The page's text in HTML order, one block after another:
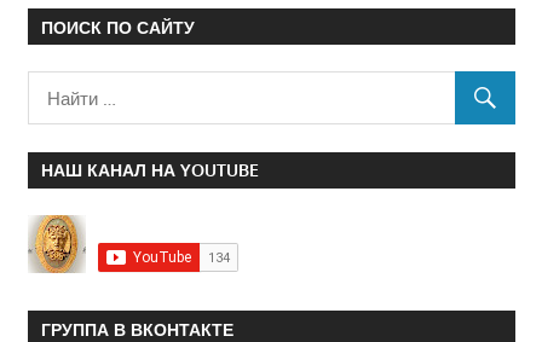
ПОИСК ПО САЙТУ
НАШ КАНАЛ НА YOUTUBE
ГРУППА В ВКОНТАКТЕ